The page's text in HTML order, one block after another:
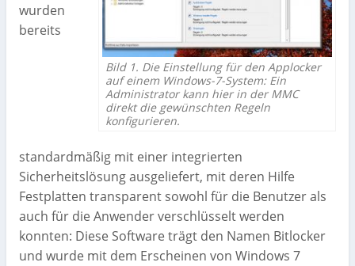
Bild 1. Die Einstellung für den Applocker
auf einem Windows-7-System: Ein
Administrator kann hier in der MMC
direkt die gewünschten Regeln
konfigurieren.
wurden
bereits
standardmäßig mit einer integrierten
Sicherheitslösung ausgeliefert, mit deren Hilfe
Festplatten transparent sowohl für die Benutzer als
auch für die Anwender verschlüsselt werden
konnten: Diese Software trägt den Namen Bitlocker
und wurde mit dem Erscheinen von Windows 7